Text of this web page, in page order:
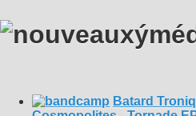
Batard